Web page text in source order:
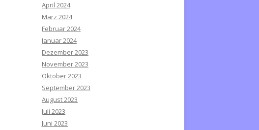
April 2024
März 2024
Februar 2024
Januar 2024
Dezember 2023
November 2023
Oktober 2023
September 2023
August 2023
Juli 2023
Juni 2023